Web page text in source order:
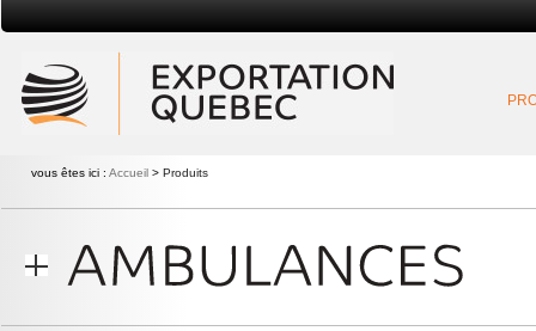
vous êtes ici : Accueil> Produits